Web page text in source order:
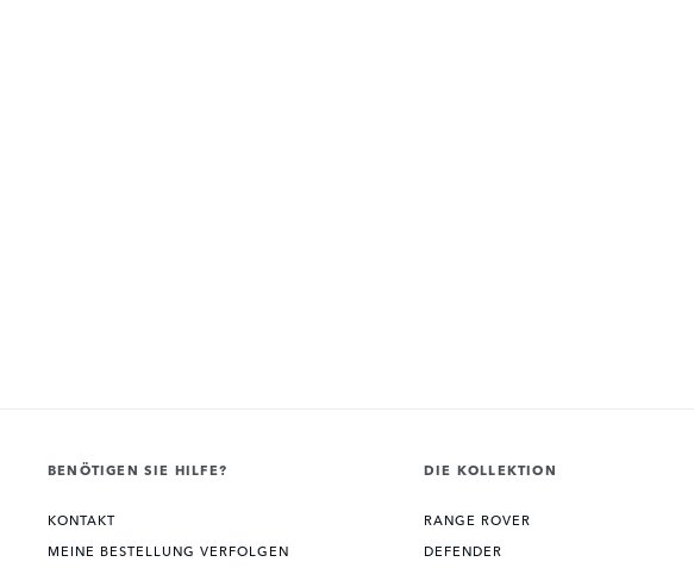
BENÖTIGEN SIE HILFE?
KONTAKT
MEINE BESTELLUNG VERFOLGEN
DIE KOLLEKTION
RANGE ROVER
DEFENDER